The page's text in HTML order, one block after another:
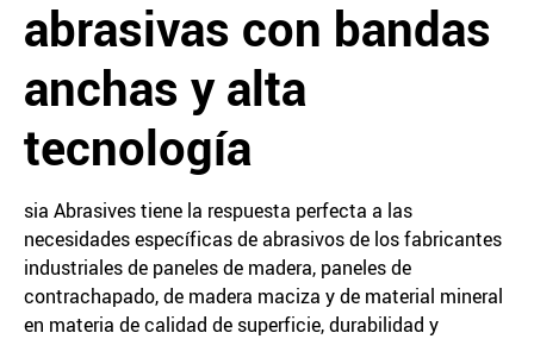
abrasivas con bandas
anchas y alta
tecnología
sia Abrasives tiene la respuesta perfecta a las
necesidades específicas de abrasivos de los fabricantes
industriales de paneles de madera, paneles de
contrachapado, de madera maciza y de material mineral
en materia de calidad de superficie, durabilidad y